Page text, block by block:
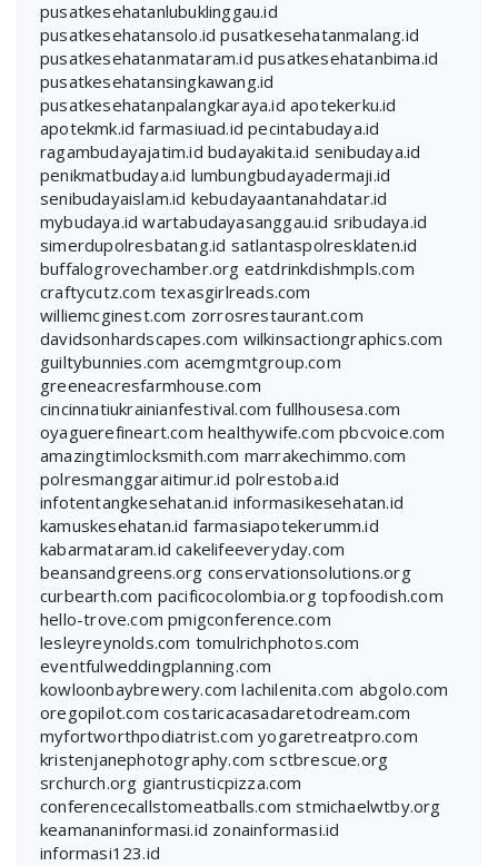
pusatkesehatanlubuklinggau.id
pusatkesehatansolo.id pusatkesehatanmalang.id
pusatkesehatanmataram.id pusatkesehatanbima.id
pusatkesehatansingkawang.id
pusatkesehatanpalangkaraya.id apotekerku.id
apotekmk.id farmasiuad.id pecintabudaya.id
ragambudayajatim.id budayakita.id senibudaya.id
penikmatbudaya.id lumbungbudayadermaji.id
senibudayaislam.id kebudayaantanahdatar.id
mybudaya.id wartabudayasanggau.id sribudaya.id
simerdupolresbatang.id satlantaspolresklaten.id
buffalogrovechamber.org eatdrinkdishmpls.com
craftycutz.com texasgirlreads.com
williemcginest.com zorrosrestaurant.com
davidsonhardscapes.com wilkinsactiongraphics.com
guiltybunnies.com acemgmtgroup.com
greeneacresfarmhouse.com
cincinnatiukrainianfestival.com fullhousesa.com
oyaguerefineart.com healthywife.com pbcvoice.com
amazingtimlocksmith.com marrakechimmo.com
polresmanggaraitimur.id polrestoba.id
infotentangkesehatan.id informasikesehatan.id
kamuskesehatan.id farmasiapotekerumm.id
kabarmataram.id cakelifeeveryday.com
beansandgreens.org conservationsolutions.org
curbearth.com pacificocolombia.org topfoodish.com
hello-trove.com pmigconference.com
lesleyreynolds.com tomulrichphotos.com
eventfulweddingplanning.com
kowloonbaybrewery.com lachilenita.com abgolo.com
oregopilot.com costaricacasadaretodream.com
myfortworthpodiatrist.com yogaretreatpro.com
kristenjanephotography.com sctbrescue.org
srchurch.org giantrusticpizza.com
conferencecallstomeatballs.com stmichaelwtby.org
keamananinformasi.id zonainformasi.id
informasi123.id